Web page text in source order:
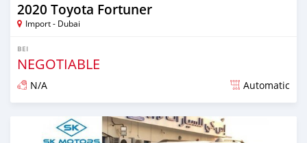
2020 Toyota Fortuner
Import - Dubai
BEI
NEGOTIABLE
N/A Automatic
Ilitangazwa karibia miaka 6 iliopita